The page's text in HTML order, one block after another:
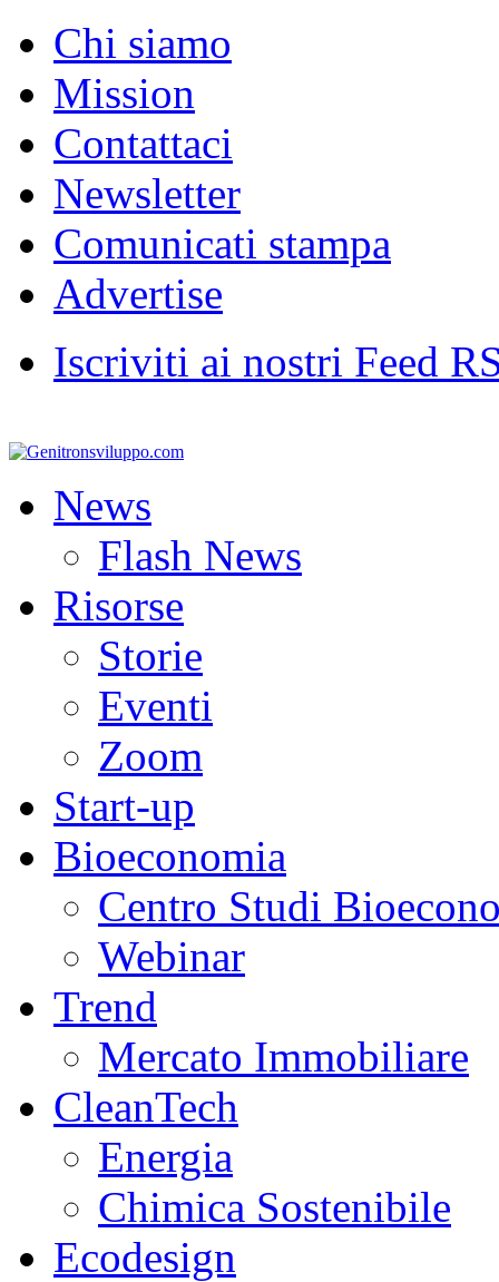
Chi siamo
Mission
Contattaci
Newsletter
Comunicati stampa
Advertise
Iscriviti ai nostri Feed
News
Flash News
Risorse
Storie
Eventi
Zoom
Start-up
Bioeconomia
Centro Studi
Webinar
Trend
Mercato Immobiliare
CleanTech
Energia
Chimica Sostenibile
Ecodesign